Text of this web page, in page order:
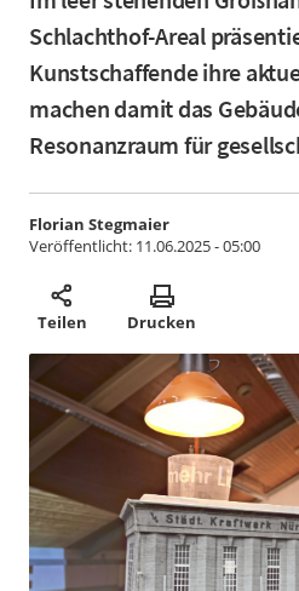
Schlachthof-Areal
Kunstschaffende ihre
machen damit das
Resonanzraum für
Florian Stegmaier
Veröffentlicht: 11.06.2025 - 05:00
Teilen Drucken